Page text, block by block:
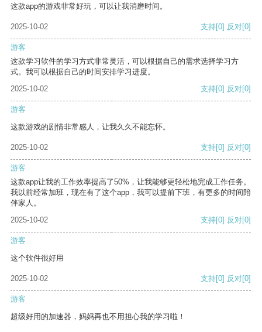
这款app的游戏非常好玩，可以让我消磨时间。
2025-10-02 支持[0] 反对[0]
游客
这款学习软件的学习方式非常灵活，可以根据自己的需求选择学习方
式。我可以根据自己的时间安排学习进度。
2025-10-02
支持[0] 反对[0]
游客
这款游戏的剧情非常感人，让我久久不能忘怀。
2025-10-02 支持[0] 反对[0]
游客
这款app让我的工作效率提高了50%，让我能够更轻松地完成工作任务。
我以前经常加班，现在有了这个app，我可以提前下班，有更多的时间陪
伴家人。
2025-10-02
支持[0] 反对[0]
游客
这个软件很好用
2025-10-02 支持[0] 反对[0]
游客
超级好用的加速器，妈妈再也不用担心我的学习啦！